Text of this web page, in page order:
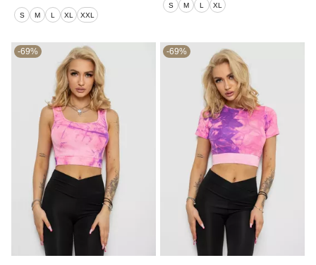
S M L XL XXL
S M L XL
-69% -69%